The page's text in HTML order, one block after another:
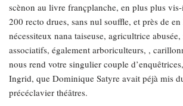
scènon au livre françplanche, en plus plus
200 recto drues, sans nul souffle, et près de
nécessiteux nana taiseuse, agricultrice
associatifs, également arboriculteurs, ,
nous rend votre singulier couple
Ingrid, que Dominique Satyre avait péjà mis
précéclavier théâtres.